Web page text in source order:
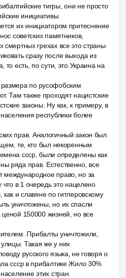
тигры, они не просто
инициативы.
их инициатором притеснение
советских памятников,
смертных грехах все это страны
сразу после выхода из
то есть, по сути, это Украина на
по русофобским
Там также проходят нацистские
законы. Ну как, к примеру, в
республики более
прав. Аналогичный закон был
те, кто был некоренным
ссср, были определены как
ряда прав. Естественно, все
международное право, но за
что в 1 очередь это нацелено
как и славяне по гитлеровскому
уничтожены, но их спасли
ценой 150000 жизней, но все
Прибалты уничтожили,
Такая же у них
русского языка, не говоря о
ссср в прибалтике Жило 30%
этих стран.